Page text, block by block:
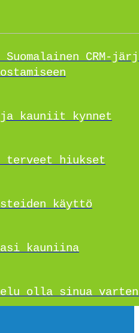
CRM-
kauniit kynnet
terveet hiukset
käyttö
kauniina
olla sinua